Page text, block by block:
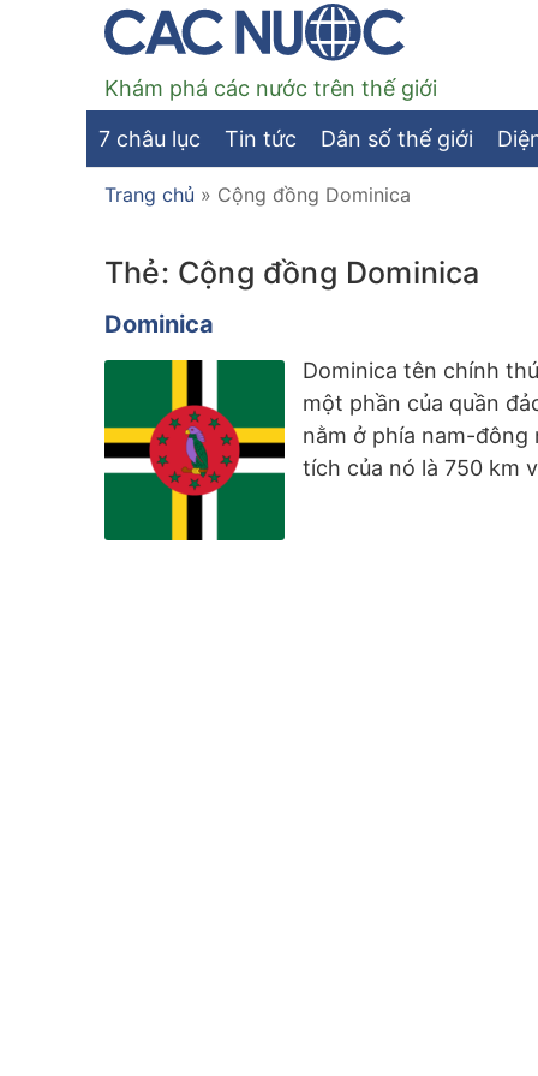
Khám phá các nước trên thế giới
7 châu lục Tin tức Dân số thế giới
Trang chủ » Cộng đồng Dominica
Thẻ: Cộng đồng Dominica
Dominica
Dominica tên chính
một phần của quần
nằm ở phía nam-đông
tích của nó là 750 km